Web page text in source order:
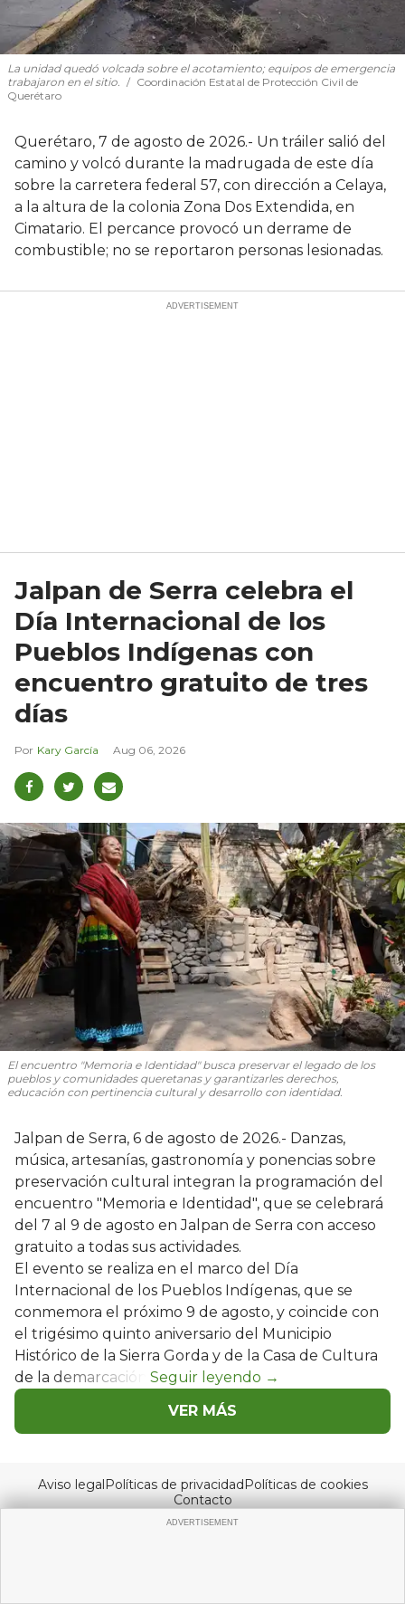
La unidad quedó volcada sobre el acotamiento; equipos de emergencia
trabajaron en el sitio.
Coordinación Estatal de Protección Civil de
Querétaro
Querétaro, 7 de agosto de 2026.- Un tráiler salió del
camino y volcó durante la madrugada de este día
sobre la carretera federal 57, con dirección a Celaya,
a la altura de la colonia Zona Dos Extendida, en
Cimatario. El percance provocó un derrame de
combustible; no se reportaron personas lesionadas.
Jalpan de Serra celebra el
Día Internacional de los
Pueblos Indígenas con
encuentro gratuito de tres
días
Kary García Aug 06, 2026
El encuentro "Memoria e Identidad" busca preservar el legado de los
pueblos y comunidades queretanas y garantizarles derechos,
educación con pertinencia cultural y desarrollo con identidad.
Jalpan de Serra, 6 de agosto de 2026.- Danzas,
música, artesanías, gastronomía y ponencias sobre
preservación cultural integran la programación del
encuentro "Memoria e Identidad", que se celebrará
del 7 al 9 de agosto en Jalpan de Serra con acceso
gratuito a todas sus actividades.
El evento se realiza en el marco del Día
Internacional de los Pueblos Indígenas, que se
conmemora el próximo 9 de agosto, y coincide con
el trigésimo quinto aniversario del Municipio
Histórico de la Sierra Gorda y de la Casa de Cultura
de la demarcación.
VER MÁS
Aviso legalPolíticas de privacidadPolíticas de cookies
Contacto